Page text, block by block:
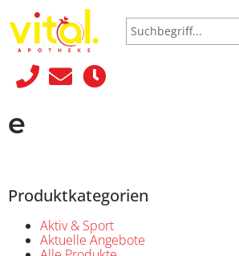
e
Produktkategorien
Aktiv & Sport
Aktuelle Angebote